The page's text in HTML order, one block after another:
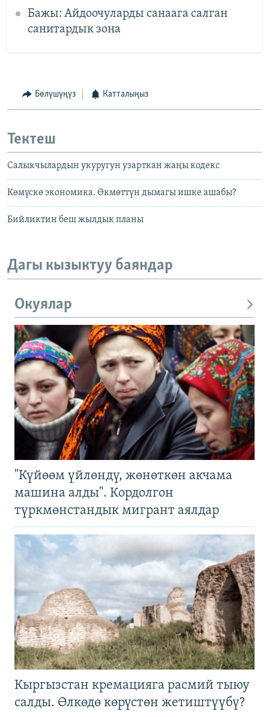
Бажы: Айдоочуларды санаага салган
санитардык зона
Бөлүшүңүз Катталыңыз
Тектеш
Салыкчылардын укуругун узарткан жаңы кодекс
Көмүскө экономика. Өкмөттүн дымагы ишке ашабы?
Бийликтин беш жылдык планы
Дагы кызыктуу баяндар
Окуялар
"Күйөөм үйлөндү, жөнөткөн акчама
машина алды". Кордолгон
түркмөнстандык мигрант аялдар
Кыргызстан кремацияга расмий тыюу
салды. Өлкөдө көрүстөн жетиштүүбү?